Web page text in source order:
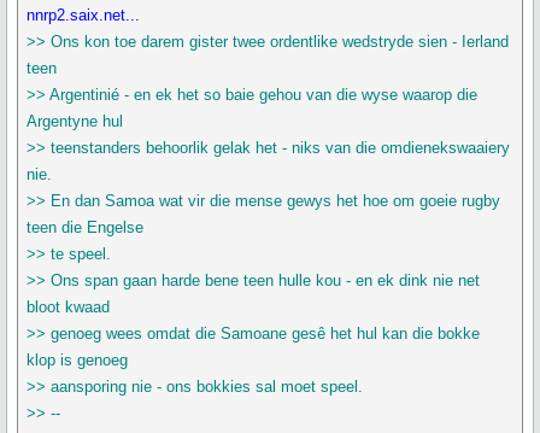
nnrp2.saix.net...
>> Ons kon toe darem gister twee ordentlike wedstryde sien - Ierland
teen
>> Argentinié - en ek het so baie gehou van die wyse waarop die
Argentyne hul
>> teenstanders behoorlik gelak het - niks van die omdienekswaaiery
nie.
>> En dan Samoa wat vir die mense gewys het hoe om goeie rugby
teen die Engelse
>> te speel.
>> Ons span gaan harde bene teen hulle kou - en ek dink nie net
bloot kwaad
>> genoeg wees omdat die Samoane gesê het hul kan die bokke
klop is genoeg
>> aansporing nie - ons bokkies sal moet speel.
>> --